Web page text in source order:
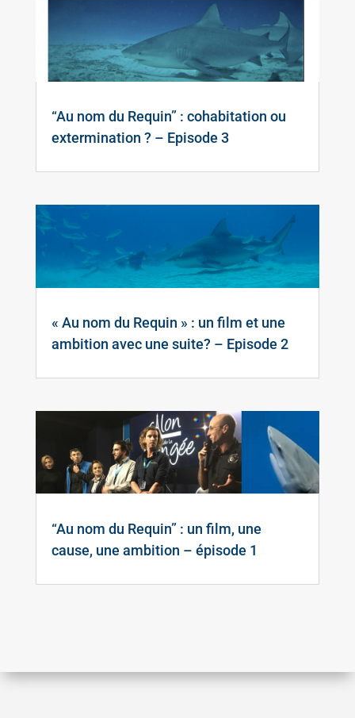
“Au nom du Requin” : cohabitation ou
extermination ? – Episode 3
« Au nom du Requin » : un film et une
ambition avec une suite? – Episode 2
“Au nom du Requin” : un film, une
cause, une ambition – épisode 1